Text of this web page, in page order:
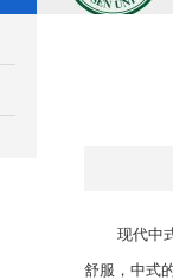
现代中
舒服，中式